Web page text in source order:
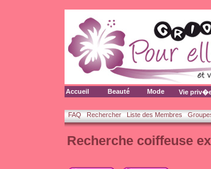
Accueil Beauté Mode Vie
FAQ Rechercher Liste des Membres
Recherche coiffeuse